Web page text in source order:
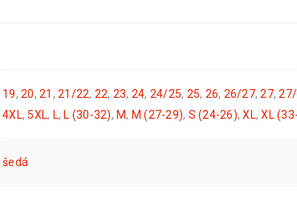
19, 20, 21 , 21/22, 22, 23, 24, 24/25, 25, 26, 26/27,27,
4XL,5XL, L, L (30-32), M, M (27-29), S (24-26),XL,XL
šedá